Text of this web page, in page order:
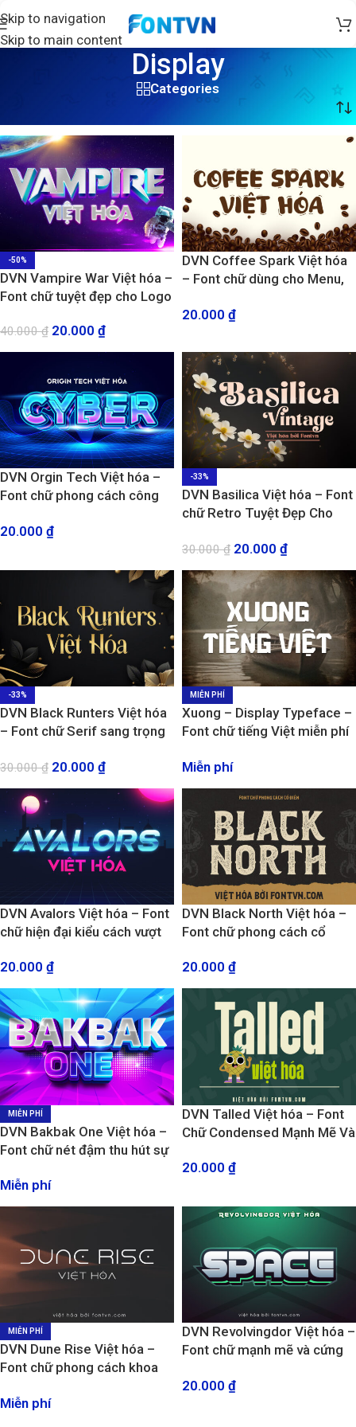
Skip to navigation
Skip to main content
Display
Categories
-50%
DVN Vampire War Việt hóa –
Font chữ tuyệt đẹp cho Logo
40.000₫ 20.000 ₫
DVN Coffee Spark Việt hóa
– Font chữ dùng cho Menu,
trà sữa
20.000 ₫
DVN Orgin Tech Việt hóa –
Font chữ phong cách công
20.000 ₫
-33%
DVN Basilica Việt hóa – Font
chữ Retro Tuyệt Đẹp Cho
30.000₫ 20.000 ₫
-33%
DVN Black Runters Việt hóa
– Font chữ Serif sang trọng
30.000₫ 20.000 ₫
MIỄN PHÍ
Xuong – Display Typeface –
Font chữ tiếng Việt miễn phí
Miễn phí
DVN Avalors Việt hóa – Font
chữ hiện đại kiểu cách vượt
20.000 ₫
DVN Black North Việt hóa –
Font chữ phong cách cổ
20.000 ₫
MIỄN PHÍ
DVN Bakbak One Việt hóa –
Font chữ nét đậm thu hút sự
Miễn phí
DVN Talled Việt hóa – Font
Chữ Condensed Mạnh Mẽ Và
20.000 ₫
MIỄN PHÍ
DVN Dune Rise Việt hóa –
Font chữ phong cách khoa
Miễn phí
DVN Revolvingdor Việt hóa –
Font chữ mạnh mẽ và cứng
20.000 ₫